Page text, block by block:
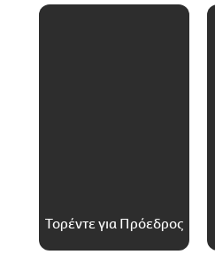
Τορέντε για Πρόεδρος